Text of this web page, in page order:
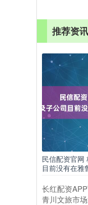
推荐资讯
民信配资官网
目前没有在雅
长红配资
青川文旅市